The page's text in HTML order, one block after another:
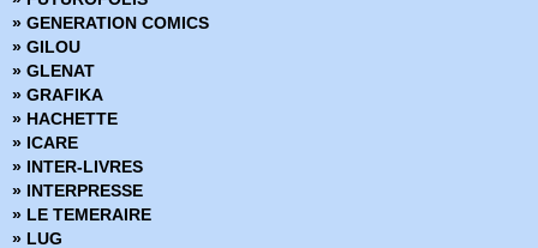
» Teenage Mutant Ninja Turtles - Les nouvelles aventures
» Teenage Mutant Ninja Turtles - Les Tortues Ninja
» Terminator
» Titans
» Tortues Ninja
» Vampirella
» Vietnam 1965
» WarHammer 40000
» WildCATs - X-Men
» Wildstorm Galerie
» GENERATION COMICS
» GILOU
» GLENAT
» GRAFIKA
» HACHETTE
» ICARE
» INTER-LIVRES
» INTERPRESSE
» LE TEMERAIRE
» LUG